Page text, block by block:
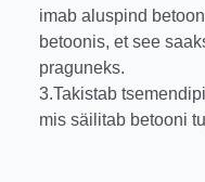
imab aluspind
betoonis, et see
praguneks.
3.Takistab
mis säilitab betooni